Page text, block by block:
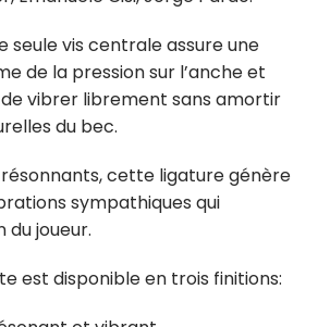
seule vis centrale assure une
de la pression sur l’anche et
vibrer librement sans amortir
du bec.
cette ligature génère
sympathiques qui
du joueur.
est disponible en trois finitions: